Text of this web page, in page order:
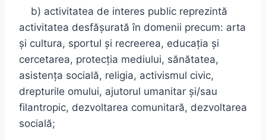
b) activitatea de interes public reprezintă
activitatea desfăşurată în domenii precum: arta
şi cultura, sportul şi recreerea, educaţia şi
cercetarea, protecţia mediului, sănătatea,
asistenţa socială, religia, activismul civic,
drepturile omului, ajutorul umanitar şi/sau
filantropic, dezvoltarea comunitară, dezvoltarea
socială;